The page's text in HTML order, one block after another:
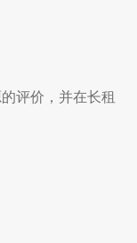
评价，并在长租